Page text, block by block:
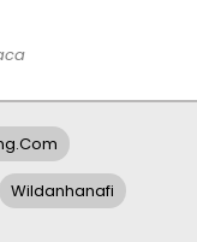
Wildanhanafi